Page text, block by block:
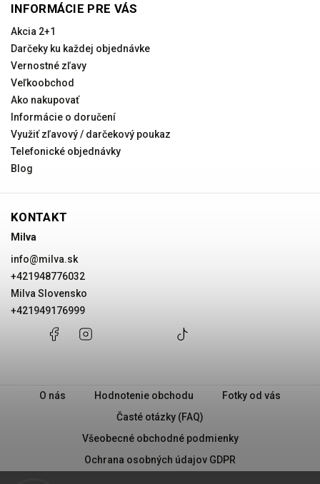
INFORMÁCIE PRE VÁS
Akcia 2+1
Darčeky ku každej objednávke
Vernostné zľavy
Veľkoobchod
Ako nakupovať
Informácie o doručení
Využiť zľavový / darčekový poukaz
Telefonické objednávky
Blog
KONTAKT
Milva
info@milva.sk
+421948776032
Milva Slovensko
+421949176999
+421948776032
Facebook
Slovensko
+421949176999
O nás Hodnotenie obchodu
Fotky od vás
Časté otázky (FAQ)
Všeobecné obchodné podmienky
Ochrana osobných údajov GDPR